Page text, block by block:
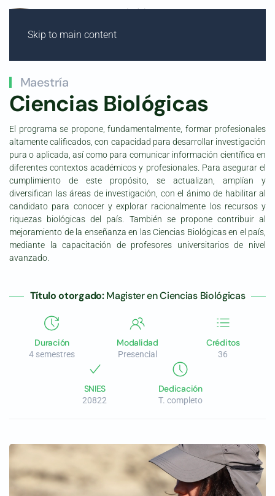
Skip to main content
Maestría
Ciencias Biológicas
El programa se propone, fundamentalmente, formar profesionales
altamente calificados, con capacidad para desarrollar investigación
pura o aplicada, así como para comunicar información científica en
diferentes contextos académicos y profesionales. Para asegurar el
cumplimiento de este propósito, se actualizan, amplían y
diversifican las áreas de investigación, con el ánimo de habilitar al
candidato para conocer y explorar racionalmente los recursos y
riquezas biológicas del país. También se propone contribuir al
mejoramiento de la enseñanza en las Ciencias Biológicas en el país,
mediante la capacitación de profesores universitarios de nivel
avanzado.
Título otorgado:Magister en Ciencias Biológicas
Duración
4 semestres
Modalidad
Presencial
Créditos
36
SNIES
20822
Dedicación
T. completo